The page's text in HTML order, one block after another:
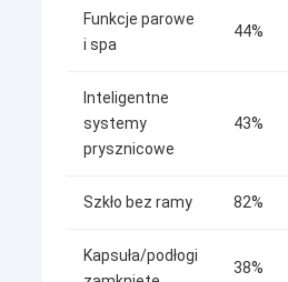
Do domu
Produkty
Filmy
Funkcje parowe
i spa
44%
Inteligentne
systemy
prysznicowe
43%
Szkło bez ramy 82%
Kapsuła/podłogi
38%
mieście Hangzhou.Profesjonalnie
prysznicowe, kabiny prysznicowe,